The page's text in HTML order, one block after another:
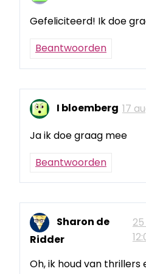
Gefeliciteerd! Ik doe
Beantwoorden
I bloemberg 17
Ja ik doe graag mee
Beantwoorden
Sharon de
Ridder
Oh, ik houd van thrillers